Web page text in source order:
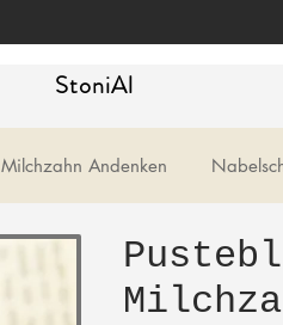
StoniAl
Milchzahn Andenken